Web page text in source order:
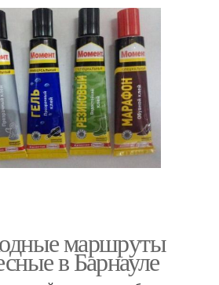
маршруты
в Барнауле